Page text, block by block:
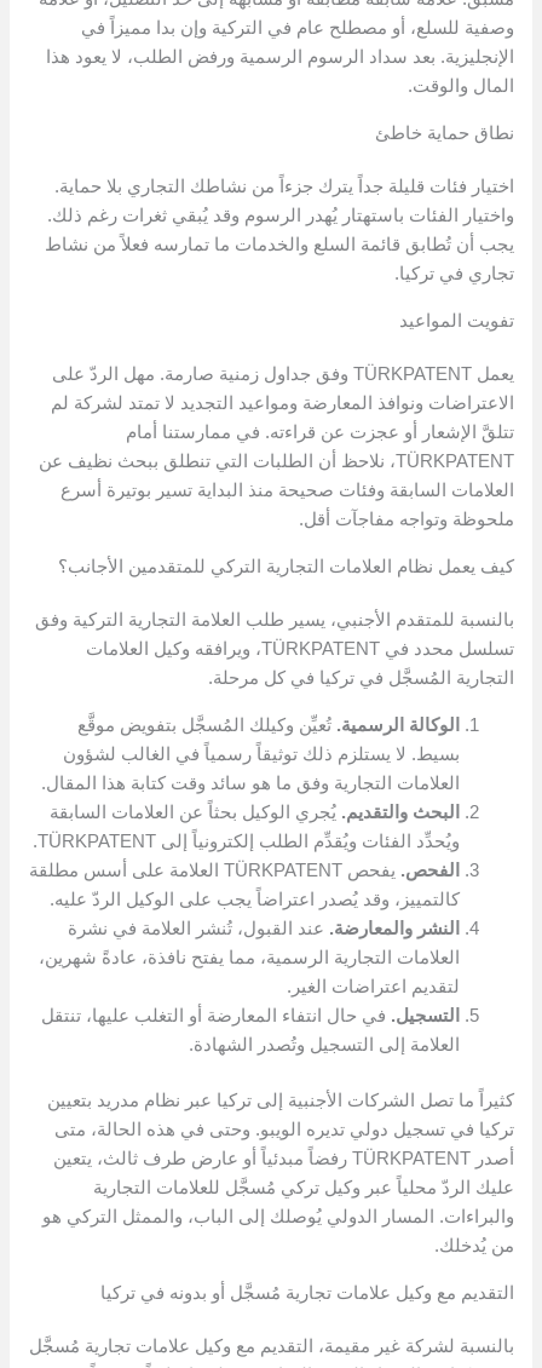
وصفية للسلع، أو مصطلح عام في التركية وإن بدا مميزاً في
الإنجليزية. بعد سداد الرسوم الرسمية ورفض الطلب، لا يعود هذا
المال والوقت.
نطاق حماية خاطئ
اختيار فئات قليلة جداً يترك جزءاً من نشاطك التجاري بلا حماية.
واختيار الفئات باستهتار يُهدر الرسوم وقد يُبقي ثغرات رغم ذلك.
يجب أن تُطابق قائمة السلع والخدمات ما تمارسه فعلاً من نشاط
تجاري في تركيا.
تفويت المواعيد
يعمل TÜRKPATENT وفق جداول زمنية صارمة. مهل الردّ على
الاعتراضات ونوافذ المعارضة ومواعيد التجديد لا تمتد لشركة لم
تتلقَّ الإشعار أو عجزت عن قراءته. في ممارستنا أمام
TÜRKPATENT، نلاحظ أن الطلبات التي تنطلق ببحث نظيف عن
العلامات السابقة وفئات صحيحة منذ البداية تسير بوتيرة أسرع
ملحوظة وتواجه مفاجآت أقل.
كيف يعمل نظام العلامات التجارية التركي للمتقدمين الأجانب؟
بالنسبة للمتقدم الأجنبي، يسير طلب العلامة التجارية التركية وفق
تسلسل محدد في TÜRKPATENT، ويرافقه وكيل العلامات
التجارية المُسجَّل في تركيا في كل مرحلة.
الوكالة الرسمية. تُعيِّن وكيلك المُسجَّل بتفويض موقَّع
بسيط. لا يستلزم ذلك توثيقاً رسمياً في الغالب لشؤون
العلامات التجارية وفق ما هو سائد وقت كتابة هذا المقال.
البحث والتقديم. يُجري الوكيل بحثاً عن العلامات السابقة
ويُحدِّد الفئات ويُقدِّم الطلب إلكترونياً إلى TÜRKPATENT.
الفحص.
يفحص TÜRKPATENT العلامة على أسس مطلقة
كالتمييز، وقد يُصدر اعتراضاً يجب على الوكيل الردّ عليه.
النشر والمعارضة. عند القبول، تُنشر العلامة في نشرة
العلامات التجارية الرسمية، مما يفتح نافذة، عادةً شهرين،
لتقديم اعتراضات الغير.
التسجيل. في حال انتفاء المعارضة أو التغلب عليها، تنتقل
العلامة إلى التسجيل وتُصدر الشهادة.
كثيراً ما تصل الشركات الأجنبية إلى تركيا عبر نظام مدريد بتعيين
تركيا في تسجيل دولي تديره الويبو. وحتى في هذه الحالة، متى
أصدر TÜRKPATENT رفضاً مبدئياً أو عارض طرف ثالث، يتعين
عليك الردّ محلياً عبر وكيل تركي مُسجَّل للعلامات التجارية
والبراءات. المسار الدولي يُوصلك إلى الباب، والممثل التركي هو
من يُدخلك.
التقديم مع وكيل علامات تجارية مُسجَّل أو بدونه في تركيا
بالنسبة لشركة غير مقيمة، التقديم مع وكيل علامات تجارية مُسجَّل